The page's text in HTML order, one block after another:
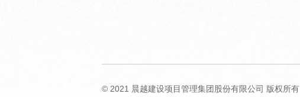
©️ 2021 晨越建设项目管理集团股份有限公司 版权所有